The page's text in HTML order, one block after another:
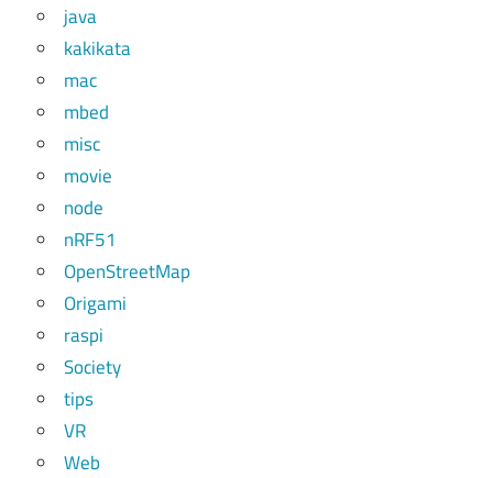
java
kakikata
mac
mbed
misc
movie
node
nRF51
OpenStreetMap
Origami
raspi
Society
tips
VR
Web